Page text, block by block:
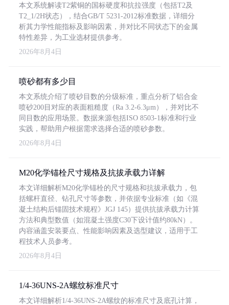
本文系统解读T2紫铜的国标硬度和抗拉强度（包括T2及
T2_1/2H状态），结合GB/T 5231-2012标准数据，详细分
析其力学性能指标及影响因素，并对比不同状态下的金属
特性差异，为工业选材提供参考。
2026年8月4日
喷砂都有多少目
本文系统介绍了喷砂目数的分级标准，重点分析了铝合金
喷砂200目对应的表面粗糙度（Ra 3.2-6.3μm），并对比不
同目数的应用场景。数据来源包括ISO 8503-1标准和行业
实践，帮助用户根据需求选择合适的喷砂参数。
2026年8月4日
M20化学锚栓尺寸规格及抗拔承载力详解
本文详细解析M20化学锚栓的尺寸规格和抗拔承载力，包
括螺杆直径、钻孔尺寸等参数，并依据专业标准（如《混
凝土结构后锚固技术规程》JGJ 145）提供抗拔承载力计算
方法和典型数值（如混凝土强度C30下设计值约80kN）。
内容涵盖安装要点、性能影响因素及选型建议，适用于工
程技术人员参考。
2026年8月4日
1/4-36UNS-2A螺纹标准尺寸
本文详细解析1/4-36UNS-2A螺纹的标准尺寸及底孔计算，